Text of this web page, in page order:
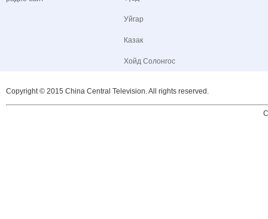
Уйгар
Казак
Хойд Солонгос
Copyright © 2015 China Central Television. All rights reserved.